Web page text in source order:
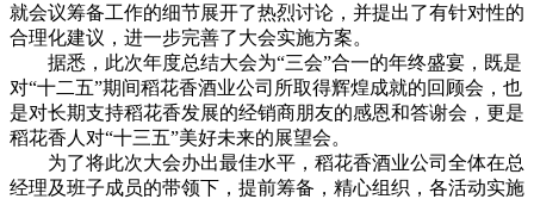
就会议筹备工作的细节展开了热烈讨论，并提出了有针对性的
合理化建议，进一步完善了大会实施方案。
据悉，此次年度总结大会为“三会”合一的年终盛宴，既是
对“十二五”期间稻花香酒业公司所取得辉煌成就的回顾会，也
是对长期支持稻花香发展的经销商朋友的感恩和答谢会，更是
稻花香人对“十三五”美好未来的展望会。
为了将此次大会办出最佳水平，稻花香酒业公司全体在总
经理及班子成员的带领下，提前筹备，精心组织，各活动实施